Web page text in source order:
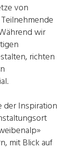
von
wir
richten
der Inspiration
mit Blick auf